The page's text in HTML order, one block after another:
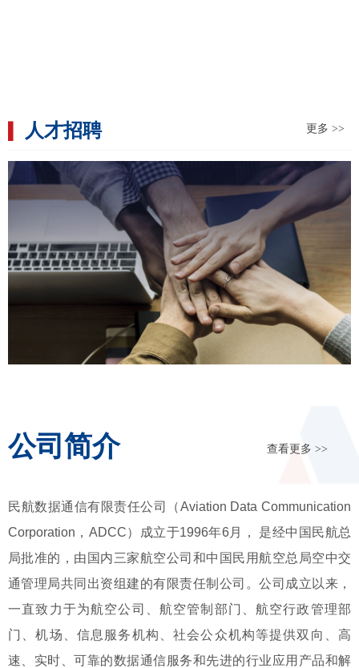
公司简介
民航数据通信有限责任公司（Aviation Data Communication
Corporation，ADCC）成立于1996年6月， 是经中国民航总
局批准的，由国内三家航空公司和中国民用航空总局空中交
通管理局共同出资组建的有限责任制公司。公司成立以来，
一直致力于为航空公司、航空管制部门、航空行政管理部
门、机场、信息服务机构、社会公众机构等提供双向、高
速、实时、可靠的数据通信服务和先进的行业应用产品和解
查看更多 >>
人才招聘 更多 >>